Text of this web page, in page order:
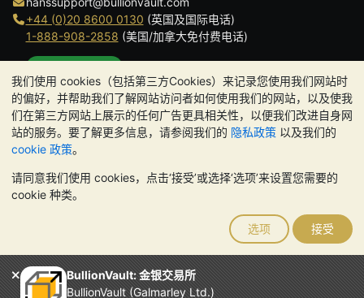
我们使用 cookies（包括第三方Cookies）来记录您使用我们网站时
的偏好，并帮助我们了解网站访问者如何使用我们的网站，以及使我
们在第三方网站上展示的任何广告更具相关性，以便我们改进自身网
站的服务。要了解更多信息，请参阅我们的 隐私政策 以及我们的
cookie 政策。
请同意我们使用 cookies，点击‘接受’或选择‘选项’来设置您需要的
cookie 种类。
选项 接受
BullionVault: 金银交易所
BullionVault (Galmarley Ltd.)
+44 (0)20 8600 0130 (英国及国际电话)
1-888-908-2858 (美国/加拿大免付费电话)
办公时间:
9am to 8:30pm (英国时间), 周一至周五
Galmarley Ltd T/A BullionVault
3 Shortlands (7th Floor)
London
W6 8DA
贵金属的价值可能下跌也可能上涨。历史趋势不能保证未来
的价格走势。BullionVault 网站及其任何通讯中的任何内容均不构成
投资建议。您应该考虑寻求专业建议，以确定投资并持有金条是否适
合您。